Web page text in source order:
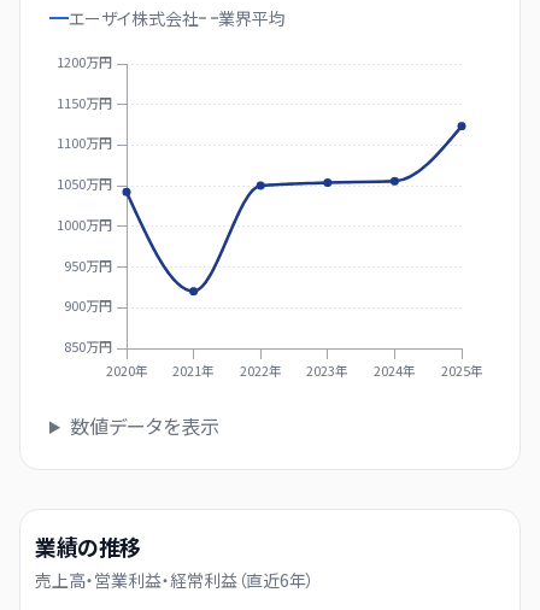
エーザイ株式会社
業界平均
850万円
900万円
950万円
1000万円
1050万円
1100万円
1150万円
1200万円
2020年 2021年 2022年 2023年 2024年 2025年
数値データを表示
業績の推移
売上高・営業利益・経常利益（直近6年）